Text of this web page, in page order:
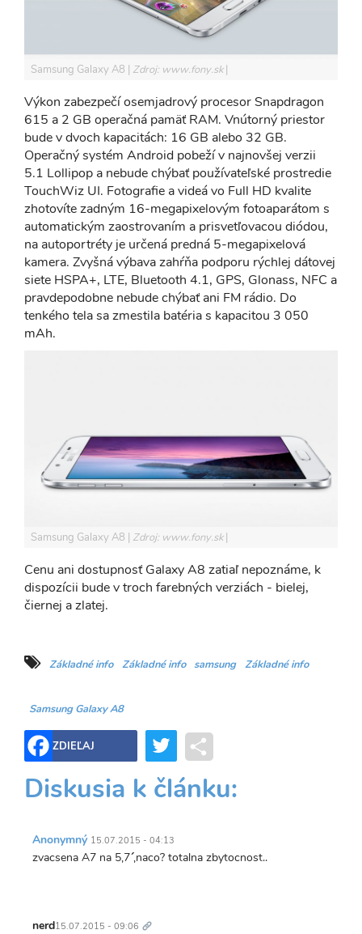
Samsung Galaxy A8 Zdroj: www.fony.sk
Výkon zabezpečí osemjadrový procesor Snapdragon
615 a 2 GB operačná pamäť RAM. Vnútorný priestor
bude v dvoch kapacitách: 16 GB alebo 32 GB.
Operačný systém Android pobeží v najnovšej verzii
5.1 Lollipop a nebude chýbať používateľské prostredie
TouchWiz UI. Fotografie a videá vo Full HD kvalite
zhotovíte zadným 16-megapixelovým fotoaparátom s
automatickým zaostrovaním a prisvetľovacou diódou,
na autoportréty je určená predná 5-megapixelová
kamera. Zvyšná výbava zahŕňa podporu rýchlej dátovej
siete HSPA+, LTE, Bluetooth 4.1, GPS, Glonass, NFC a
pravdepodobne nebude chýbať ani FM rádio. Do
tenkého tela sa zmestila batéria s kapacitou 3 050
mAh.
Samsung Galaxy A8 Zdroj: www.fony.sk
Cenu ani dostupnosť Galaxy A8 zatiaľ nepoznáme, k
dispozícii bude v troch farebných verziách - bielej,
čiernej a zlatej.
Základné info Základné info samsung Základné info
Samsung Galaxy A8
ZDIEĽAJ Twitter
Diskusia k článku:
Anonymný 15.07.2015 - 04:13
zvacsena A7 na 5,7´´ ,naco? totalna zbytocnost..
nerd15.07.2015 - 09:06 odkaz